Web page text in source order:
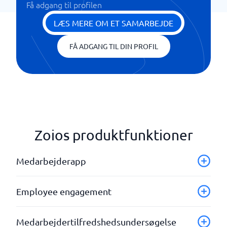
Få adgang til profilen
LÆS MERE OM ET SAMARBEJDE
FÅ ADGANG TIL DIN PROFIL
Zoios produktfunktioner
Medarbejderapp
Analyse og rapportering
Brugervenligt brugerinterface
Employee engagement
AI-bistand
Medarbejdertilfredshedsundersøgelse